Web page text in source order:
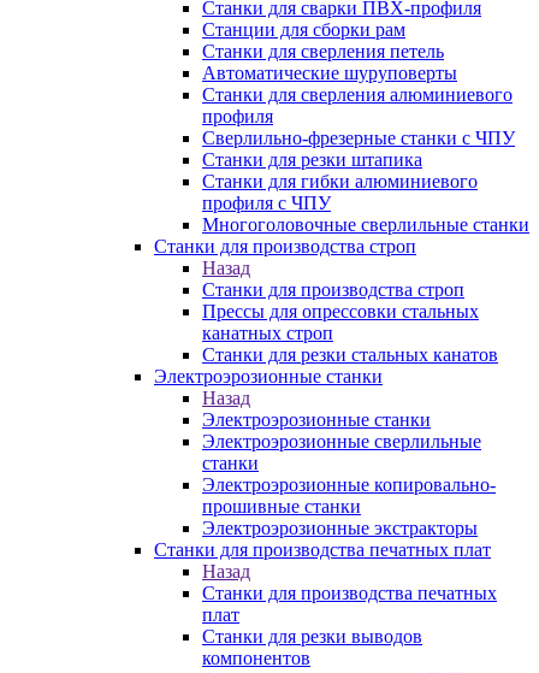
Станки для сварки ПВХ-профиля
Станции для сборки рам
Станки для сверления петель
Автоматические шуруповерты
Станки для сверления алюминиевого
профиля
Сверлильно-фрезерные станки с ЧПУ
Станки для резки штапика
Станки для гибки алюминиевого
профиля с ЧПУ
Многоголовочные сверлильные станки
Станки для производства строп
Назад
Станки для производства строп
Прессы для опрессовки стальных
канатных строп
Станки для резки стальных канатов
Электроэрозионные станки
Назад
Электроэрозионные станки
Электроэрозионные сверлильные
станки
Электроэрозионные копировально-
прошивные станки
Электроэрозионные экстракторы
Станки для производства печатных плат
Назад
Станки для производства печатных
плат
Станки для резки выводов
компонентов